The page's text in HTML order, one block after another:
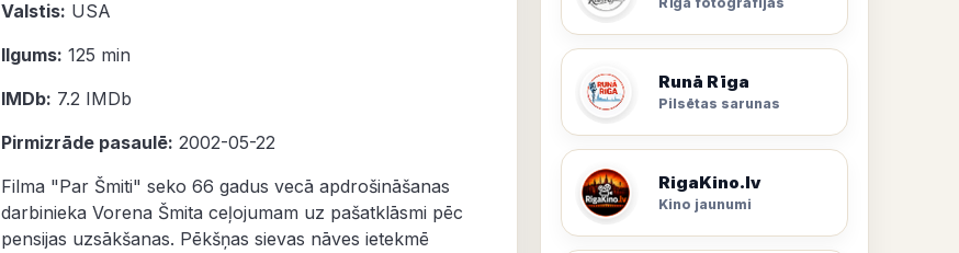
Valstis: USA
Ilgums: 125 min
IMDb: 7.2 IMDb
Pirmizrāde pasaulē: 2002-05-22
Filma "Par Šmiti" seko 66 gadus vecā apdrošināšanas
darbinieka Vorena Šmita ceļojumam uz pašatklāsmi pēc
pensijas uzsākšanas. Pēkšņas sievas nāves ietekmē
Runā Rīga
Pilsētas sarunas
RigaKino.lv
Kino jaunumi